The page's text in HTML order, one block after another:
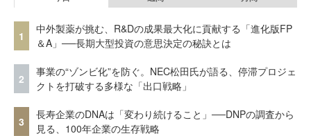
1
中外製薬が挑む、R&Dの成果最大化に貢献する「進化版FP
＆A」──長期大型投資の意思決定の秘訣とは
2
事業の“ゾンビ化”を防ぐ。NEC松田氏が語る、停滞プロジェ
クトを打破する多様な「出口戦略」
3
長寿企業のDNAは「変わり続けること」──DNPの調査から
見る、100年企業の生存戦略